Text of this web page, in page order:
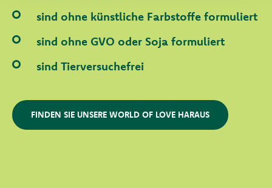
sind ohne künstliche Farbstoffe formuliert
sind ohne GVO oder Soja formuliert
sind Tierversuchefrei
FINDEN SIE UNSERE WORLD OF LOVE HARAUS